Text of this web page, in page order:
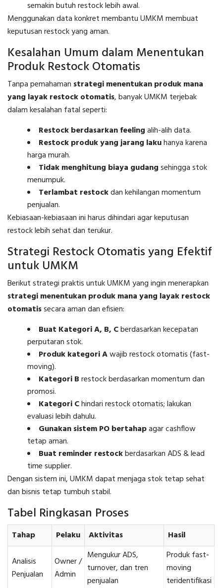
semakin butuh restock lebih awal.
Menggunakan data konkret membantu UMKM membuat
keputusan restock yang aman.
Kesalahan Umum dalam Menentukan
Produk Restock Otomatis
Tanpa pemahaman strategi menentukan produk mana
yang layak restock otomatis, banyak UMKM terjebak
dalam kesalahan fatal seperti:
Restock berdasarkan feelingalih-alih data.
Restock produk yang jarang lakuhanya karena
harga murah.
Tidak menghitung biaya gudangsehingga stok
menumpuk.
Terlambat restockdan kehilangan momentum
penjualan.
Kebiasaan-kebiasaan ini harus dihindari agar keputusan
restock lebih sehat dan terukur.
Strategi Restock Otomatis yang Efektif
untuk UMKM
Berikut strategi praktis untuk UMKM yang ingin menerapkan
strategi menentukan produk mana yang layak restock
otomatissecara aman dan efisien:
Buat Kategori A, B, Cberdasarkan kecepatan
perputaran stok.
Produk kategori Awajib restock otomatis (fast-
moving).
Kategori Brestock berdasarkan momentum dan
promosi.
Kategori Chindari restock otomatis; lakukan
evaluasi lebih dahulu.
Gunakan sistem PO bertahapagar cashflow
tetap aman.
Buat reminder restockberdasarkan ADS & lead
time supplier.
Dengan sistem ini, UMKM dapat menjaga stok tetap sehat
dan bisnis tetap tumbuh stabil.
Tabel Ringkasan Proses
Tahap Pelaku Aktivitas Hasil
Analisis
Penjualan
Owner /
Admin
Mengukur ADS,
turnover, dan tren
penjualan
Produk fast-
moving
teridentifikasi